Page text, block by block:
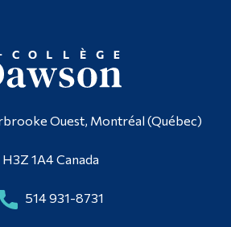
Ouest, Montréal (Québec)
H3Z 1A4 Canada
514 931-8731